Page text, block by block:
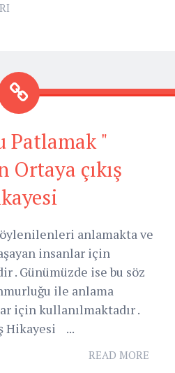
Patlamak "
çıkış
anlamakta ve
insanlar için
. Günümüzde ise bu söz
ile anlama
için kullanılmaktadır .
Hikayesi ...
READ MORE